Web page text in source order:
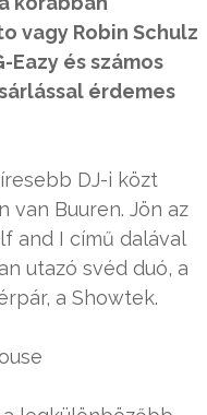
vagy Robin Schulz
Eazy és számos
érdemes
DJ-i közt
van Buuren. Jön az
and I című dalával
utazó svéd duó, a
a Showtek.